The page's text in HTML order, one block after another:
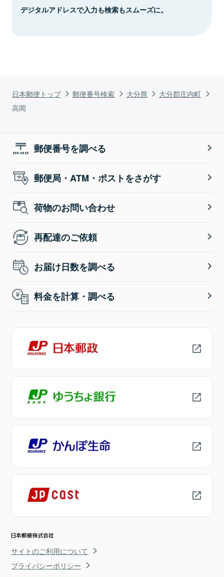
日本郵便トップ 郵便番号検索 大分県
大分郡庄内町
高岡
デジタルアドレスで入力も検索もスムーズに。
郵便番号を調べる
郵便局・ATM・ポストをさがす
荷物のお問い合わせ
再配達のご依頼
お届け日数を調べる
料金を計算・調べる
サイトのご利用について
プライバシーポリシー